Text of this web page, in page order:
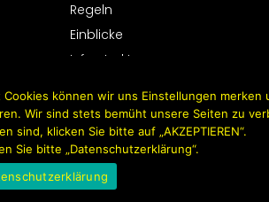
Regeln
Einblicke
Infrastruktur
können wir uns Einstellungen merken
Wir sind stets bemüht unsere Seiten zu
klicken Sie bitte auf „AKZEPTIEREN“.
Sie bitte „Datenschutzerklärung“.